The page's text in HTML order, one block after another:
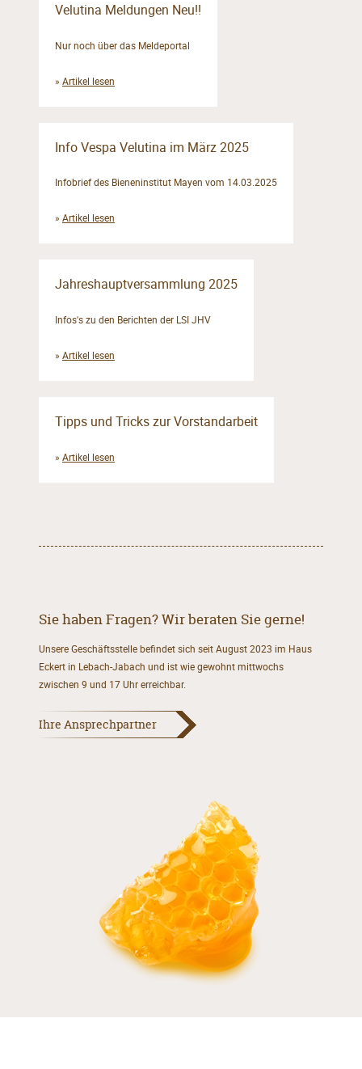
Velutina Meldungen Neu!!
Nur noch über das Meldeportal
» Artikel lesen
Info Vespa Velutina im März 2025
Infobrief des Bieneninstitut Mayen vom 14.03.2025
» Artikel lesen
Jahreshauptversammlung 2025
Infos's zu den Berichten der LSI JHV
» Artikel lesen
Tipps und Tricks zur Vorstandarbeit
» Artikel lesen
Sie haben Fragen? Wir beraten Sie gerne!
Unsere Geschäftsstelle befindet sich seit August 2023 im Haus
Eckert in Lebach-Jabach und ist wie gewohnt mittwochs
zwischen 9 und 17 Uhr erreichbar.
Ihre Ansprechpartner